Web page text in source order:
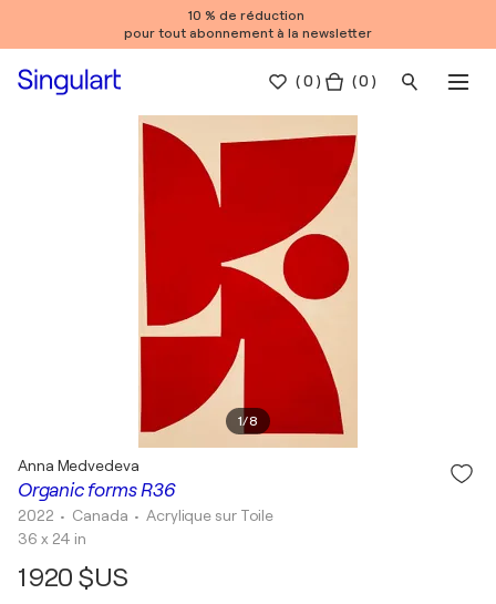
10 % de réduction
pour tout abonnement à la newsletter
(0 ) ( 0 )
1/8
Organic forms R36
Anna Medvedeva
2022 • Canada •Acrylique sur Toile
36 x 24 in
1 920 $US